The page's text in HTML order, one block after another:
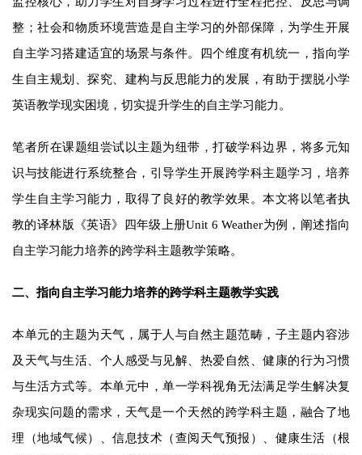
整；社会和物质环境营造是自主学习的外部保障，为学生开展
自主学习搭建适宜的场景与条件。四个维度有机统一，指向学
生自主规划、探究、建构与反思能力的发展，有助于摆脱小学
英语教学现实困境，切实提升学生的自主学习能力。
笔者所在课题组尝试以主题为纽带，打破学科边界，将多元知
识与技能进行系统整合，引导学生开展跨学科主题学习，培养
学生自主学习能力，取得了良好的教学效果。本文将以笔者执
教的译林版《英语》四年级上册Unit 6Weather为例，阐述指向
自主学习能力培养的跨学科主题教学策略。
二、指向自主学习能力培养的跨学科主题教学实践
本单元的主题为天气，属于人与自然主题范畴，子主题内容涉
及天气与生活、个人感受与见解、热爱自然、健康的行为习惯
与生活方式等。本单元中，单一学科视角无法满足学生解决复
杂现实问题的需求，天气是一个天然的跨学科主题，融合了地
理（地域气候）、信息技术（查阅天气预报）、健康生活（根